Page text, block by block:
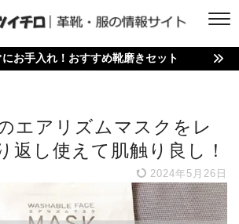
お手入れ！おすすめ靴磨きセット
エアリズムマスクをレ
返し使えて肌触り良し！
2024年5月26日